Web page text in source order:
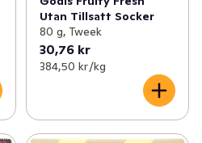
Utan Tillsatt Socker
80 g, Tweek
30,76 kr
384,50 kr /kg